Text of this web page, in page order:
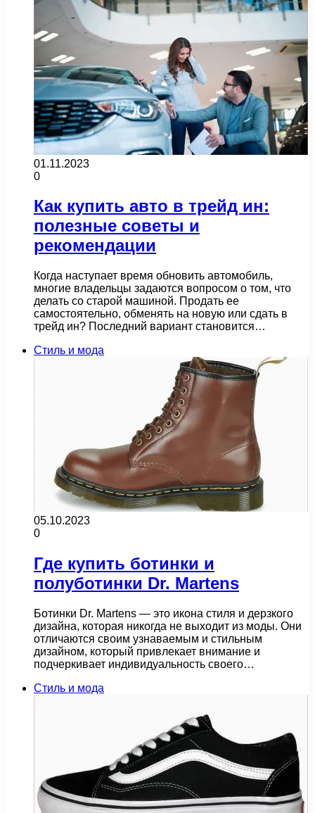
01.11.2023
0
Как купить авто в трейд ин:
полезные советы и
рекомендации
Когда наступает время обновить автомобиль,
многие владельцы задаются вопросом о том, что
делать со старой машиной. Продать ее
самостоятельно, обменять на новую или сдать в
трейд ин? Последний вариант становится…
Стиль и мода
05.10.2023
0
Где купить ботинки и
полуботинки Dr. Martens
Ботинки Dr. Martens — это икона стиля и дерзкого
дизайна, которая никогда не выходит из моды. Они
отличаются своим узнаваемым и стильным
дизайном, который привлекает внимание и
подчеркивает индивидуальность своего…
Стиль и мода